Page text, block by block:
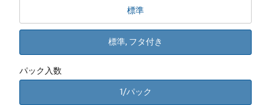
標準
標準, フタ付き
パック入数
1/パック